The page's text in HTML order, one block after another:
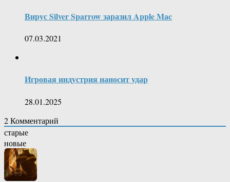
Вирус Silver Sparrow заразил Apple Mac
07.03.2021
Игровая индустрия наносит удар
28.01.2025
2Комментарий
старые
новые